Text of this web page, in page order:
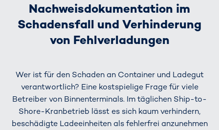
Nachweisdokumentation im
Schadensfall und Verhinderung
von Fehlverladungen
Wer ist für den Schaden an Container und Ladegut
verantwortlich? Eine kostspielige Frage für viele
Betreiber von Binnenterminals. Im täglichen Ship-to-
Shore-Kranbetrieb lässt es sich kaum verhindern,
beschädigte Ladeeinheiten als fehlerfrei anzunehmen